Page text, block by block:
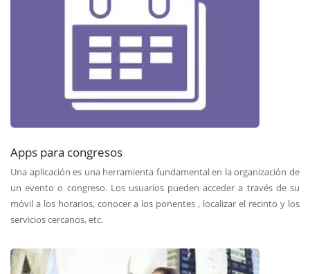
Apps para congresos
Una aplicación es una herramienta fundamental en la organización de
un evento o congreso. Los usuarios pueden acceder a través de su
móvil a los horarios, conocer a los ponentes , localizar el recinto y los
servicios cercanos, etc.